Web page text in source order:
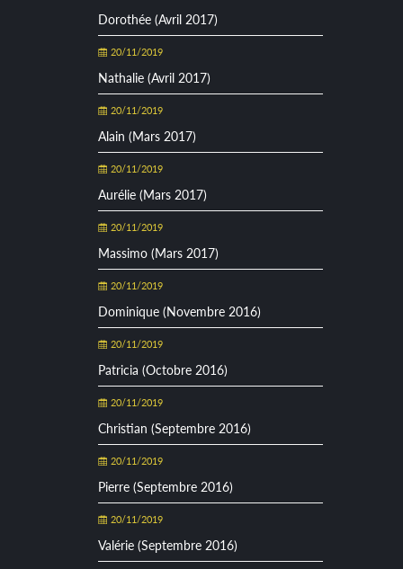
Dorothée (Avril 2017)
20/11/2019
Nathalie (Avril 2017)
20/11/2019
Alain (Mars 2017)
20/11/2019
Aurélie (Mars 2017)
20/11/2019
Massimo (Mars 2017)
20/11/2019
Dominique (Novembre 2016)
20/11/2019
Patricia (Octobre 2016)
20/11/2019
Christian (Septembre 2016)
20/11/2019
Pierre (Septembre 2016)
20/11/2019
Valérie (Septembre 2016)